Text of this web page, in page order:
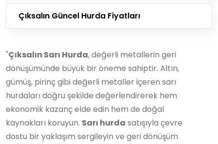
Çıksalın Güncel Hurda Fiyatları
"Çıksalın Sarı Hurda, değerli metallerin geri
dönüşümünde büyük bir öneme sahiptir. Altın,
gümüş, pirinç gibi değerli metaller içeren sarı
hurdaları doğru şekilde değerlendirerek hem
ekonomik kazanç elde edin hem de doğal
kaynakları koruyun. Sarı hurda satışıyla çevre
dostu bir yaklaşım sergileyin ve geri dönüşüm